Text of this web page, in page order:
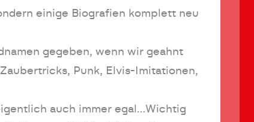
einige Biografien komplett neu
gegeben, wenn wir geahnt
Punk, Elvis-Imitationen,
auch immer egal…Wichtig